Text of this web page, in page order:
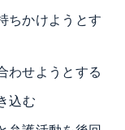
ちかけようとす
わせようとする
込む